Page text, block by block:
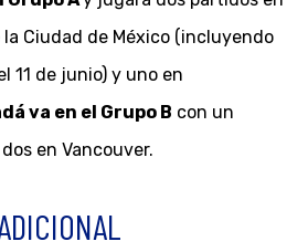
Ciudad de México (incluyendo
11 de junio) y uno en
va en el Grupo B con un
en Vancouver.